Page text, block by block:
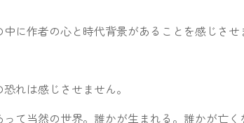
に作者の心と時代背景があることを感じさせ
れは感じさせません。
て当然の世界。誰かが生まれる。誰かが亡